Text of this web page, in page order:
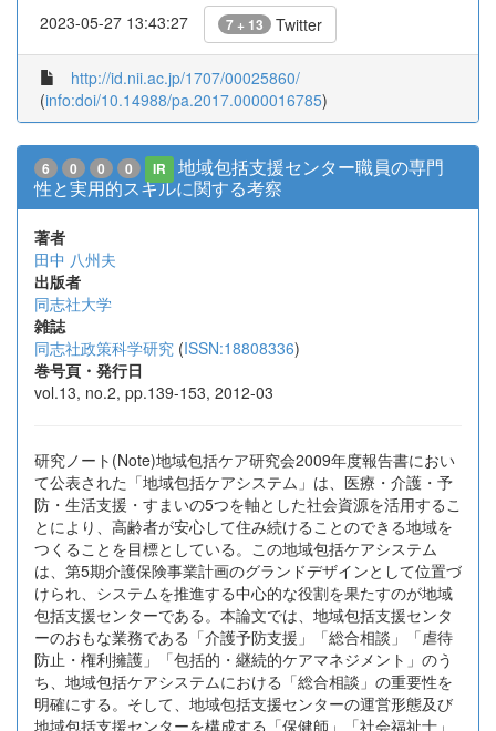
2023-05-27 13:43:27 7 + 13 Twitter
http://id.nii.ac.jp/1707/00025860/
(info:doi/10.14988/pa.2017.0000016785)
6 0 0 0 IR
地域包括支援センター職員の専門
性と実用的スキルに関する考察
著者
田中 八州夫
出版者
同志社大学
雑誌
同志社政策科学研究 (ISSN:18808336)
巻号頁・発行日
vol.13, no.2, pp.139-153, 2012-03
研究ノート(Note)地域包括ケア研究会2009年度報告書におい
て公表された「地域包括ケアシステム」は、医療・介護・予
防・生活支援・すまいの5つを軸とした社会資源を活用するこ
とにより、高齢者が安心して住み続けることのできる地域を
つくることを目標としている。この地域包括ケアシステム
は、第5期介護保険事業計画のグランドデザインとして位置づ
けられ、システムを推進する中心的な役割を果たすのが地域
包括支援センターである。本論文では、地域包括支援センタ
ーのおもな業務である「介護予防支援」「総合相談」「虐待
防止・権利擁護」「包括的・継続的ケアマネジメント」のう
ち、地域包括ケアシステムにおける「総合相談」の重要性を
明確にする。そして、地域包括支援センターの運営形態及び
地域包括支援センターを構成する「保健師」「社会福祉士」